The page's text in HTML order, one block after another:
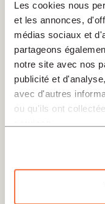
Les cookies nous
et les annonces,
médias sociaux et
partageons
notre site avec nos
publicité et
avec d'autres
ou qu'ils ont
"Dany Nocquet
protestant de
Testament de
Centre de
l’European